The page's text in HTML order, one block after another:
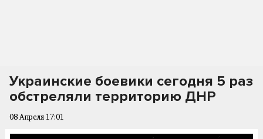
Украинские боевики сегодня 5 раз
обстреляли территорию ДНР
08 Апреля 17:01